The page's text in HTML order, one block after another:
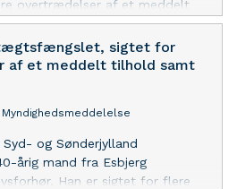
overtrædelser af et meddelt
grundlovsforhøret nægtede
blev varetægtsfængslet i fire
for kære af den kendelse.
sigtet for
af et meddelt tilhold samt
Myndighedsmeddelelse
Syd- og Sønderjylland
årig mand fra Esbjerg
Han er sigtet for flere